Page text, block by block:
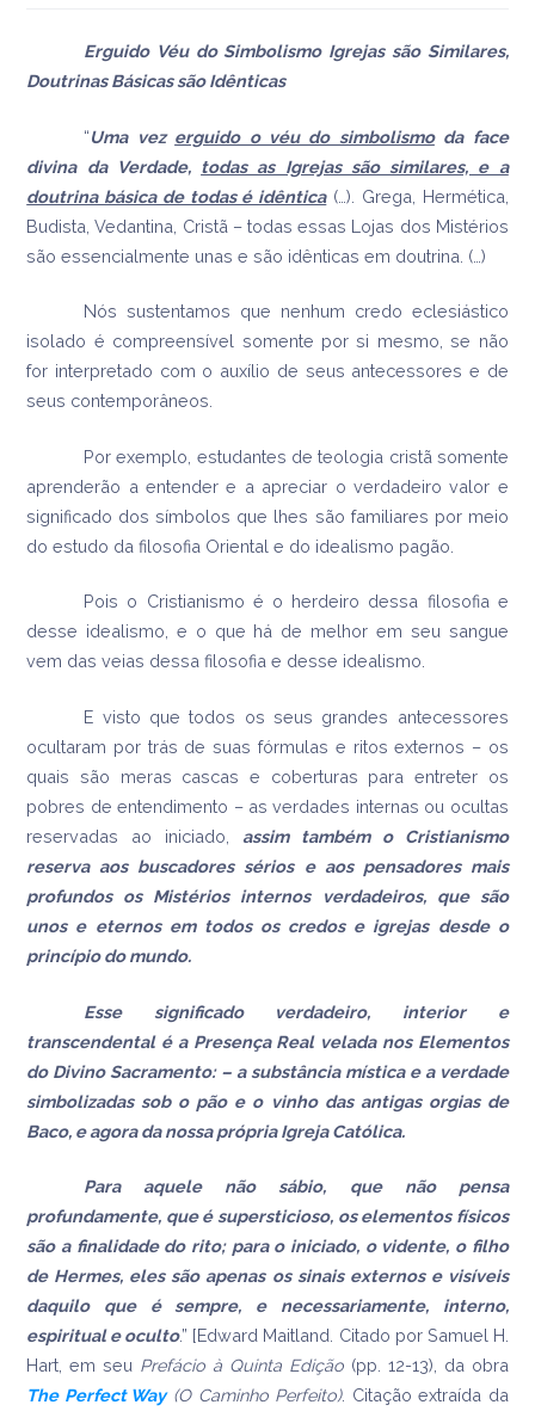
Erguido Véu do Simbolismo Igrejas são Similares,
Doutrinas Básicas são Idênticas
“Uma vez erguido o véu do simbolismoda face
divina da Verdade, todas as Igrejas são similares, e a
doutrina básica de todas é idêntica(…). Grega, Hermética,
Budista, Vedantina, Cristã – todas essas Lojas dos Mistérios
são essencialmente unas e são idênticas em doutrina. (…)
Nós sustentamos que nenhum credo eclesiástico
isolado é compreensível somente por si mesmo, se não
for interpretado com o auxílio de seus antecessores e de
seus contemporâneos.
Por exemplo, estudantes de teologia cristã somente
aprenderão a entender e a apreciar o verdadeiro valor e
significado dos símbolos que lhes são familiares por meio
do estudo da filosofia Oriental e do idealismo pagão.
Pois o Cristianismo é o herdeiro dessa filosofia e
desse idealismo, e o que há de melhor em seu sangue
vem das veias dessa filosofia e desse idealismo.
E visto que todos os seus grandes antecessores
ocultaram por trás de suas fórmulas e ritos externos – os
quais são meras cascas e coberturas para entreter os
pobres de entendimento – as verdades internas ou ocultas
reservadas ao iniciado, assim também o Cristianismo
reserva aos buscadores sérios e aos pensadores mais
profundos os Mistérios internos verdadeiros, que são
unos e eternos em todos os credos e igrejas desde o
princípio do mundo.
Esse significado verdadeiro, interior e
transcendental é a Presença Real velada nos Elementos
do Divino Sacramento: – a substância mística e a verdade
simbolizadas sob o pão e o vinho das antigas orgias de
Baco, e agora da nossa própria Igreja Católica.
Para aquele não sábio, que não pensa
profundamente, que é supersticioso, os elementos físicos
são a finalidade do rito; para o iniciado, o vidente, o filho
de Hermes, eles são apenas os sinais externos e visíveis
daquilo que é sempre, e necessariamente, interno,
espiritual e oculto.” [Edward Maitland. Citado por Samuel H.
Hart, em seu Prefácio à Quinta Edição(pp. 12-13), da obra
The Perfect Way (O Caminho Perfeito). Citação extraída da